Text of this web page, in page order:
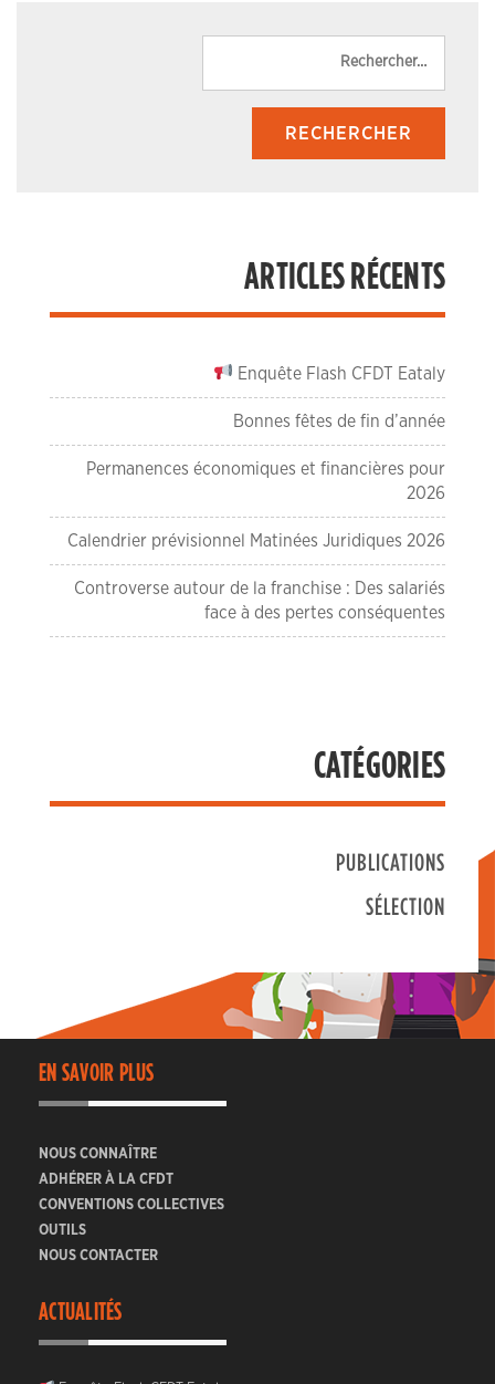
ARTICLES RÉCENTS
Enquête Flash CFDT Eataly
Bonnes fêtes de fin d’année
Permanences économiques et financières pour
2026
Calendrier prévisionnel Matinées Juridiques 2026
Controverse autour de la franchise : Des salariés
face à des pertes conséquentes
CATÉGORIES
PUBLICATIONS
SÉLECTION
EN SAVOIR PLUS
NOUS CONNAÎTRE
ADHÉRER À LA CFDT
CONVENTIONS COLLECTIVES
OUTILS
NOUS CONTACTER
ACTUALITÉS